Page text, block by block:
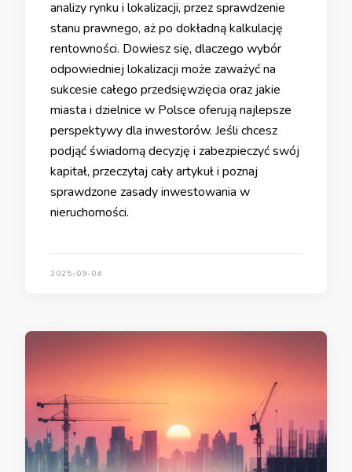
analizy rynku i lokalizacji, przez sprawdzenie
stanu prawnego, aż po dokładną kalkulację
rentowności. Dowiesz się, dlaczego wybór
odpowiedniej lokalizacji może zaważyć na
sukcesie całego przedsięwzięcia oraz jakie
miasta i dzielnice w Polsce oferują najlepsze
perspektywy dla inwestorów. Jeśli chcesz
podjąć świadomą decyzję i zabezpieczyć swój
kapitał, przeczytaj cały artykuł i poznaj
sprawdzone zasady inwestowania w
nieruchomości.
2025-09-04